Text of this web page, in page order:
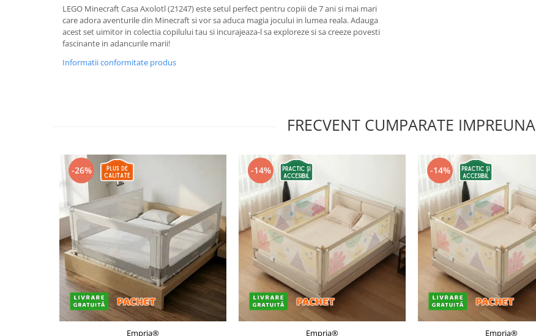
LEGO Minecraft Casa Axolotl (21247) este setul perfect pentru copiii de 7 ani si mai mari
care adora aventurile din Minecraft si vor sa aduca magia jocului in lumea reala. Adauga
acest set uimitor in colectia copilului tau si incurajeaza-l sa exploreze si sa creeze povesti
fascinante in adancurile marii!
Informatii conformitate produs
FRECVENT CUMPARATE IMPREUNA
-26%
Empria®
-14%
Empria®
-14%
Empria®